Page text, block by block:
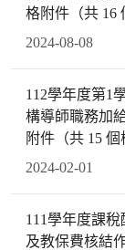
格附件（共 16
2024-08-08
112學年度第1
構導師職務加
附件（共 15 個
2024-02-01
111學年度課
及教保費核結